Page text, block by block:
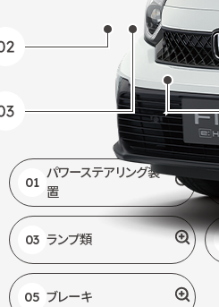
01
パワーステアリング装
置
03 ランプ類
05 ブレーキ